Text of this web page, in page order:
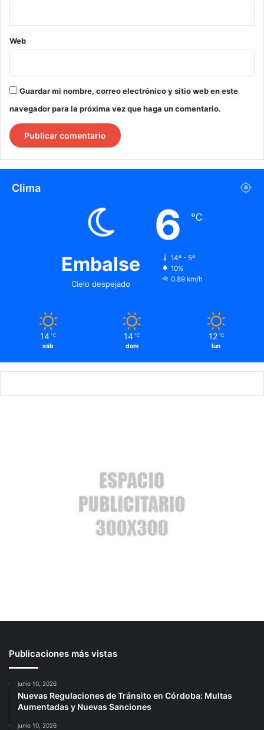
Web
Guardar mi nombre, correo electrónico y sitio web en este
navegador para la próxima vez que haga un comentario.
Clima
Embalse
Cielo despejado
6 ℃
14º - 5º
10%
0.89 km/h
14 ℃
sáb
14 ℃
dom
12 ℃
lun
Publicaciones más vistas
junio 10, 2026
Nuevas Regulaciones de Tránsito en Córdoba: Multas
Aumentadas y Nuevas Sanciones
junio 10, 2026